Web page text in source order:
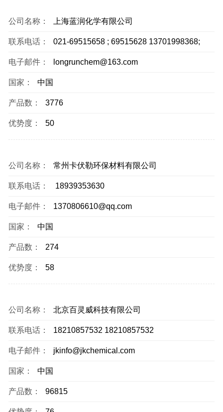
公司名称： 上海蓝润化学有限公司
联系电话： 021-69515658 ; 69515628 13701998368;
电子邮件： longrunchem@163.com
国家： 中国
产品数： 3776
优势度： 50
公司名称： 常州卡伏勒环保材料有限公司
联系电话： 18939353630
电子邮件： 1370806610@qq.com
国家： 中国
产品数： 274
优势度： 58
公司名称： 北京百灵威科技有限公司
联系电话： 18210857532 18210857532
电子邮件： jkinfo@jkchemical.com
国家： 中国
产品数： 96815